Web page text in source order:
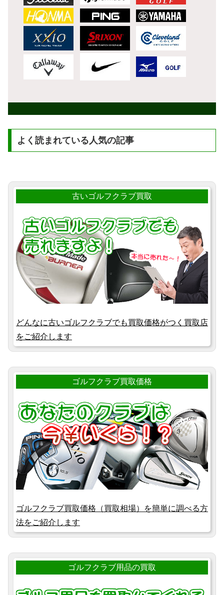
よく読まれている人気の記事
古いゴルフクラブ買取
どんなに古いゴルフクラブでも買取価格がつく買取店
をご紹介します
ゴルフクラブ買取価格
ゴルフクラブ買取価格（買取相場）を簡単に調べる方
法をご紹介します
ゴルフクラブ用品の買取